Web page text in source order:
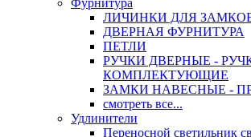
Фурнитура
ЛИЧИНКИ ДЛЯ
ДВЕРНАЯ ФУРНИТУРА
ПЕТЛИ
РУЧКИ ДВЕРНЫЕ -
КОМПЛЕКТУЮЩИЕ
ЗАМКИ НАВЕСНЫЕ -
смотреть все...
Удлинители
Переносной светильник